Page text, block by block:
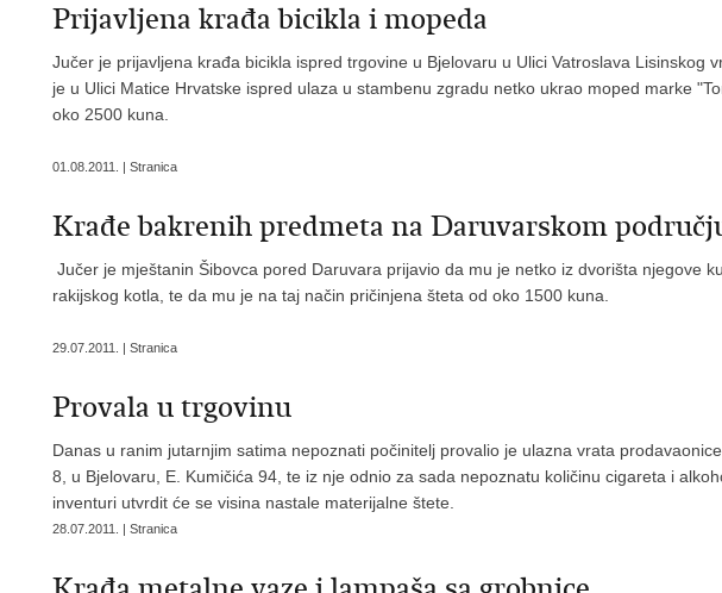
Prijavljena krađa bicikla i mopeda
Jučer je prijavljena krađa bicikla ispred trgovine u Bjelovaru u Ulici Vatroslava Lisinskog
je u Ulici Matice Hrvatske ispred ulaza u stambenu zgradu netko ukrao moped marke
oko 2500 kuna.
01.08.2011. | Stranica
Krađe bakrenih predmeta na Daruvarskom
Jučer je mještanin Šibovca pored Daruvara prijavio da mu je netko iz dvorišta njegove
rakijskog kotla, te da mu je na taj način pričinjena šteta od oko 1500 kuna.
29.07.2011. | Stranica
Provala u trgovinu
Danas u ranim jutarnjim satima nepoznati počinitelj provalio je ulazna vrata
8, u Bjelovaru, E. Kumičića 94, te iz nje odnio za sada nepoznatu količinu cigareta i
inventuri utvrdit će se visina nastale materijalne štete.
28.07.2011. | Stranica